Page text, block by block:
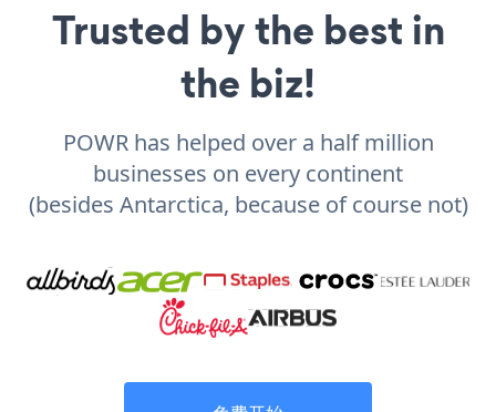
Trusted by the best in
the biz!
POWR has helped over a half million
businesses on every continent
(besides Antarctica, because of course not)